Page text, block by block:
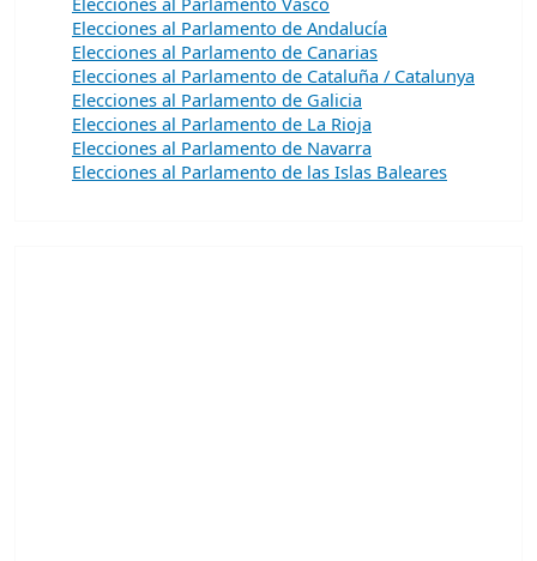
Elecciones al Parlamento de Andalucía
Elecciones al Parlamento de Canarias
Elecciones al Parlamento de Cataluña / Catalunya
Elecciones al Parlamento de Galicia
Elecciones al Parlamento de La Rioja
Elecciones al Parlamento de Navarra
Elecciones al Parlamento de las Islas Baleares